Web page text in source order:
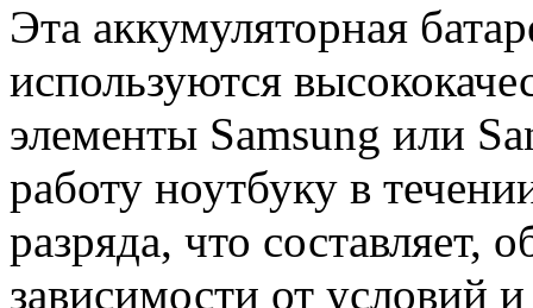
Эта аккумуляторная
используются
элементы Samsung или
работу ноутбуку в
разряда, что составляет,
зависимости от условий